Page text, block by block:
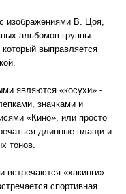
изображениями В. Цоя,
альбомов группы
выправляется
являются «косухи» -
значками и
«Кино», или просто
длинные плащи и
тонов.
«хакинги» -
спортивная